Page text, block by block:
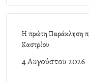
Η πρώτη Παράκληση
Καστρίου
4 Αυγούστου 2026